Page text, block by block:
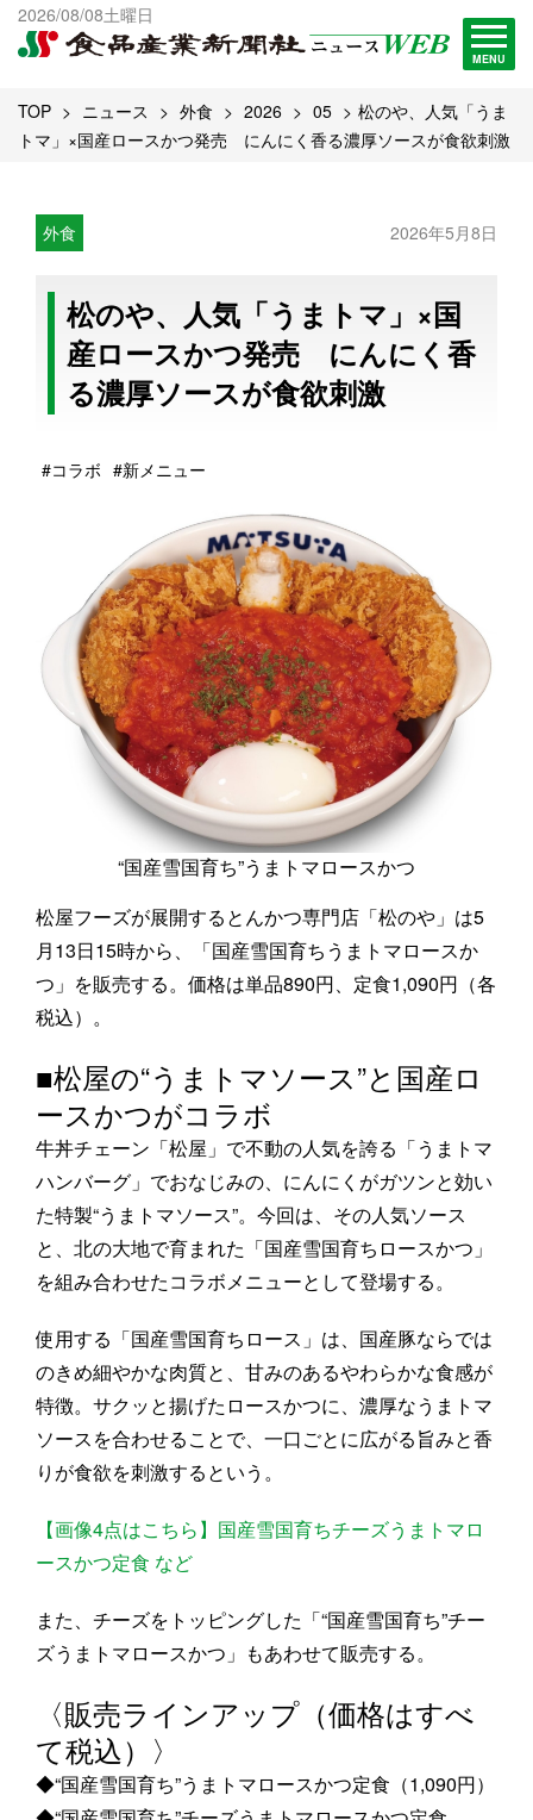
2026/08/08土曜日
MENU
出版物一覧へ
試読・購読申し込み
TOP ニュース 外食 2026 05
松のや、人気「うま
トマ」×国産ロースかつ発売 にんにく香る濃厚ソースが食欲刺激
外食 2026年5月8日
松のや、人気「うまトマ」×国
産ロースかつ発売 にんにく香
る濃厚ソースが食欲刺激
#コラボ #新メニュー
“国産雪国育ち”うまトマロースかつ
松屋フーズが展開するとんかつ専門店「松のや」は5
月13日15時から、「国産雪国育ちうまトマロースか
つ」を販売する。価格は単品890円、定食1,090円（各
税込）。
■松屋の“うまトマソース”と国産ロ
ースかつがコラボ
牛丼チェーン「松屋」で不動の人気を誇る「うまトマ
ハンバーグ」でおなじみの、にんにくがガツンと効い
た特製“うまトマソース”。今回は、その人気ソース
と、北の大地で育まれた「国産雪国育ちロースかつ」
を組み合わせたコラボメニューとして登場する。
使用する「国産雪国育ちロース」は、国産豚ならでは
のきめ細やかな肉質と、甘みのあるやわらかな食感が
特徴。サクッと揚げたロースかつに、濃厚なうまトマ
ソースを合わせることで、一口ごとに広がる旨みと香
りが食欲を刺激するという。
【画像4点はこちら】国産雪国育ちチーズうまトマロ
ースかつ定食 など
また、チーズをトッピングした「“国産雪国育ち”チー
ズうまトマロースかつ」もあわせて販売する。
〈販売ラインアップ（価格はすべ
て税込）〉
◆“国産雪国育ち”うまトマロースかつ定食（1,090円）